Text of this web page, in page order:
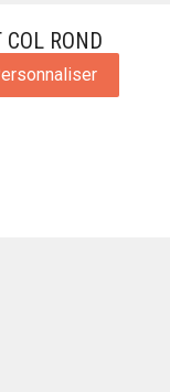
COL ROND